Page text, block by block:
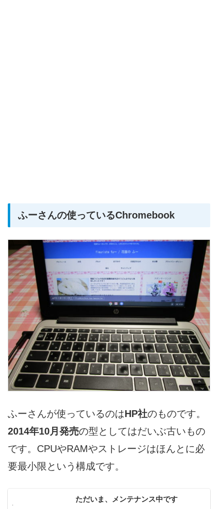
ふーさんの使っているChromebook
ふーさんが使っているのはHP社のものです。
2014年10月発売の型としてはだいぶ古いもの
です。CPUやRAMやストレージはほんとに必
要最小限という構成です。
ただいま、メンテナンス中です